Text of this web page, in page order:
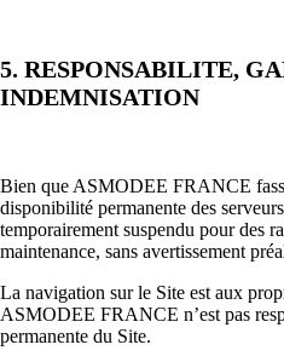
5. RESPONSABILITE,
INDEMNISATION
Bien que ASMODEE FRANCE
disponibilité permanente des
temporairement suspendu pour des
maintenance, sans avertissement
La navigation sur le Site est aux
ASMODEE FRANCE n’est pas
permanente du Site.